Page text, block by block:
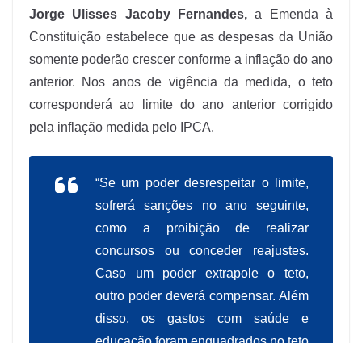
Jorge Ulisses Jacoby Fernandes, a Emenda à
Constituição estabelece que as despesas da União
somente poderão crescer conforme a inflação do ano
anterior. Nos anos de vigência da medida, o teto
corresponderá ao limite do ano anterior corrigido
pela inflação medida pelo IPCA.
“Se um poder desrespeitar o limite,
sofrerá sanções no ano seguinte,
como a proibição de realizar
concursos ou conceder reajustes.
Caso um poder extrapole o teto,
outro poder deverá compensar. Além
disso, os gastos com saúde e